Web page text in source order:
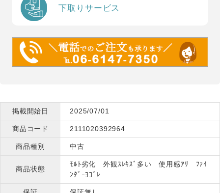
下取りサービス
掲載開始日 2025/07/01
商品コード 2111020392964
商品種別 中古
商品状態
ﾓﾙﾄ劣化 外観ｽﾚｷｽﾞ多い 使用感ｱﾘ ﾌｧｲ
ﾝﾀﾞｰﾖｺﾞﾚ